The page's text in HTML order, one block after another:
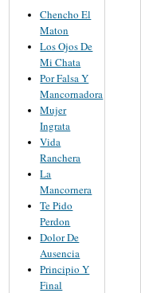
Chencho El
Maton
Los Ojos De
Mi Chata
Por Falsa Y
Mancornadora
Mujer
Ingrata
Vida
Ranchera
La
Mancornera
Te Pido
Perdon
Dolor De
Ausencia
Principio Y
Final